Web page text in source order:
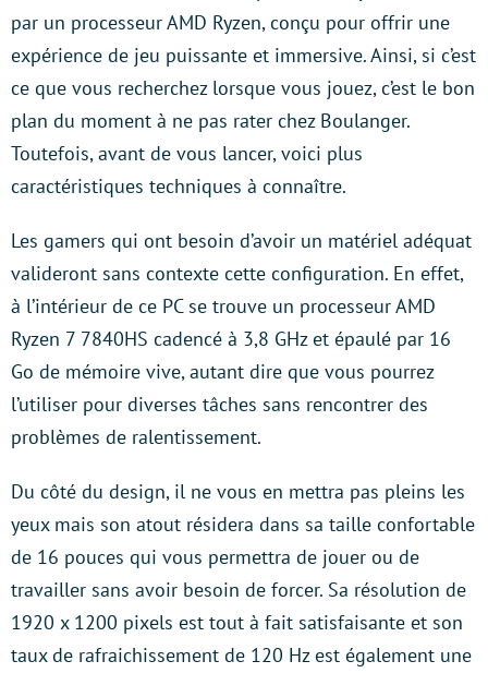
par un processeur AMD Ryzen, conçu pour offrir une
expérience de jeu puissante et immersive. Ainsi, si c’est
ce que vous recherchez lorsque vous jouez, c’est le bon
plan du moment à ne pas rater chez Boulanger.
Toutefois, avant de vous lancer, voici plus
caractéristiques techniques à connaître.
Les gamers qui ont besoin d’avoir un matériel adéquat
valideront sans contexte cette configuration. En effet,
à l’intérieur de ce PC se trouve un processeur AMD
Ryzen 7 7840HS cadencé à 3,8 GHz et épaulé par 16
Go de mémoire vive, autant dire que vous pourrez
l’utiliser pour diverses tâches sans rencontrer des
problèmes de ralentissement.
Du côté du design, il ne vous en mettra pas pleins les
yeux mais son atout résidera dans sa taille confortable
de 16 pouces qui vous permettra de jouer ou de
travailler sans avoir besoin de forcer. Sa résolution de
1920 x 1200 pixels est tout à fait satisfaisante et son
taux de rafraichissement de 120 Hz est également une